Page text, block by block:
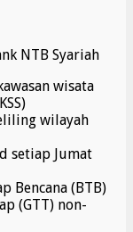
NTB Syariah
wisata
wilayah
setiap Jumat
Bencana (BTB)
(GTT) non-